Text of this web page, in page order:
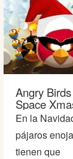
Angry Birds
Space
En la
pájaros
tienen que